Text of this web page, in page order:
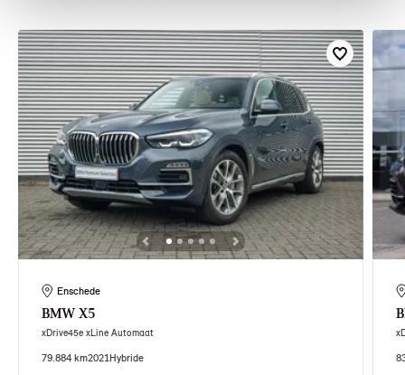
Enschede
BMW X5
xDrive45e xLine Automaat
79.884 km2021 Hybride